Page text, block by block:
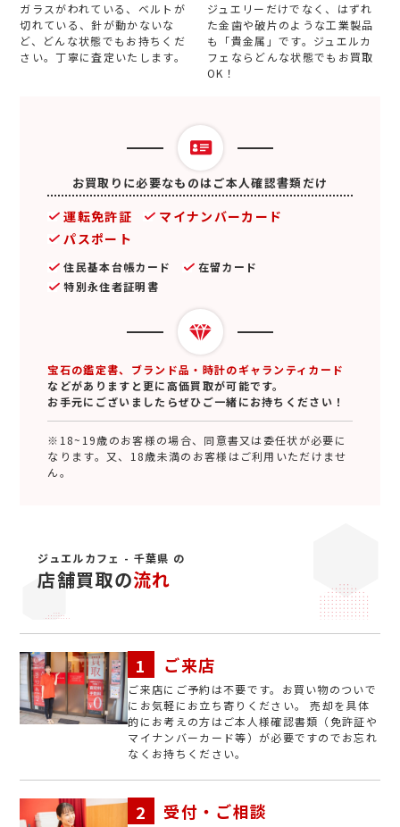
ガラスがわれている、ベルトが
切れている、針が動かないな
ど、どんな状態でもお持ちくだ
さい。丁寧に査定いたします。
ジュエリーだけでなく、はずれ
た金歯や破片のような工業製品
も「貴金属」です。ジュエルカ
フェならどんな状態でもお買取
OK！
お買取りに必要なものはご本人確認書類だけ
運転免許証
マイナンバーカード
パスポート
住民基本台帳カード
在留カード
特別永住者証明書
宝石の鑑定書、ブランド品・時計のギャランティカード
などがありますと更に高価買取が可能です。
お手元にございましたらぜひご一緒にお持ちください！
※18~19歳のお客様の場合、同意書又は委任状が必要に
なります。又、18歳未満のお客様はご利用いただけませ
ん。
ジュエルカフェ - 千葉県 の
店舗買取の流れ
ご来店
ご来店にご予約は不要です。お買い物のついで
にお気軽にお立ち寄りください。 売却を具体
的にお考えの方はご本人様確認書類（免許証や
マイナンバーカード等）が必要ですのでお忘れ
なくお持ちください。
受付・ご相談